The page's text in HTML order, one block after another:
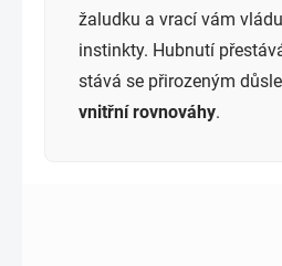
žaludku a vrací vám
instinkty. Hubnutí
stává se přirozeným
vnitřní rovnováhy.